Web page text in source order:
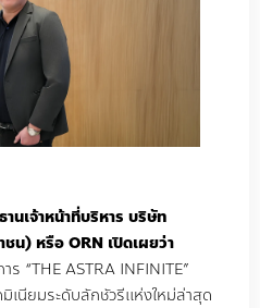
านเจ้าหน้าที่บริหาร บริษัท
ชน)หรือORN เปิดเผยว่า
ร “THE ASTRA INFINITE”
มิเนียมระดับลักชัวรีแห่งใหม่ล่าสุด